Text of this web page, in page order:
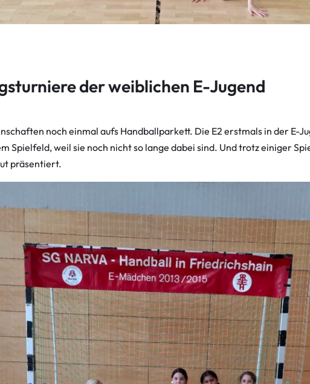
der weiblichen E-Jugend
noch einmal aufs Handballparkett. Die E2 erstmals in der E-
Spielfeld, weil sie noch nicht so lange dabei sind. Und trotz einiger
präsentiert.